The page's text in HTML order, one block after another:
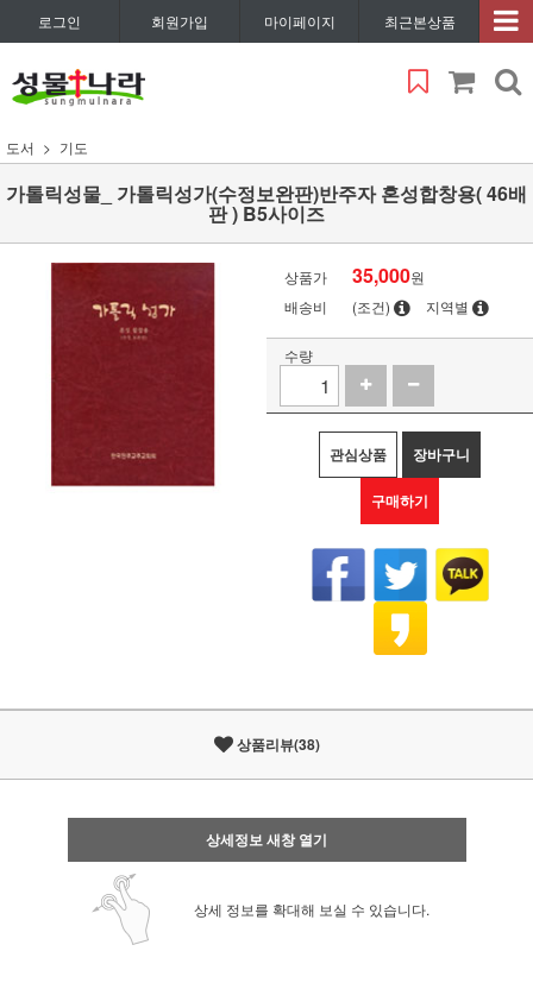
로그인 회원가입 마이페이지 최근본상품
도서 기도
가톨릭성물_ 가톨릭성가(수정보완판)반주자 혼성합창용( 46배
판 ) B5사이즈
상품가 35,000원
배송비
(조건) 지역별
수량
관심상품 장바구니
구매하기
상품리뷰(38)
상세정보 새창 열기
상세 정보를 확대해 보실 수 있습니다.